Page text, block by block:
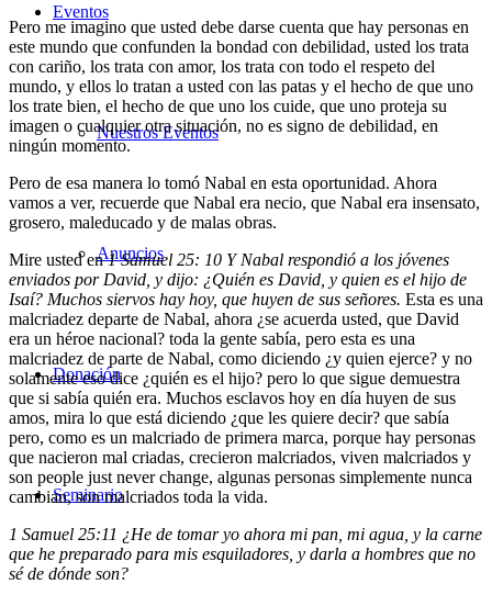
Eventos
Nuestros Eventos
Anuncios
Donación
Seminario
Pero me imagino que usted debe darse cuenta que hay personas en
este mundo que confunden la bondad con debilidad, usted los trata
con cariño, los trata con amor, los trata con todo el respeto del
mundo, y ellos lo tratan a usted con las patas y el hecho de que uno
los trate bien, el hecho de que uno los cuide, que uno proteja su
imagen o cualquier otra situación, no es signo de debilidad, en
ningún momento.
Pero de esa manera lo tomó Nabal en esta oportunidad. Ahora
vamos a ver, recuerde que Nabal era necio, que Nabal era insensato,
grosero, maleducado y de malas obras.
Mire usted en1 Samuel 25: 10 Y Nabal respondió a los jóvenes
enviados por David, y dijo: ¿Quién es David, y quien es el hijo de
Isaí? Muchos siervos hay hoy, que huyen de sus señores. Esta es una
malcriadez departe de Nabal, ahora ¿se acuerda usted, que David
era un héroe nacional? toda la gente sabía, pero esta es una
malcriadez de parte de Nabal, como diciendo ¿y quien ejerce? y no
solamente eso dice ¿quién es el hijo? pero lo que sigue demuestra
que si sabía quién era. Muchos esclavos hoy en día huyen de sus
amos, mira lo que está diciendo ¿que les quiere decir? que sabía
pero, como es un malcriado de primera marca, porque hay personas
que nacieron mal criadas, crecieron malcriados, viven malcriados y
son people just never change, algunas personas simplemente nunca
cambian, son malcriados toda la vida.
1 Samuel 25:11 ¿He de tomar yo ahora mi pan, mi agua, y la carne
que he preparado para mis esquiladores, y darla a hombres que no
sé de dónde son?